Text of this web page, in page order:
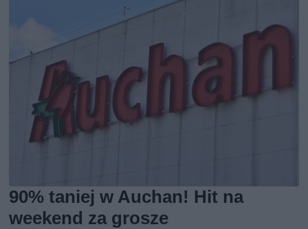
90% taniej w Auchan! Hit na
weekend za grosze